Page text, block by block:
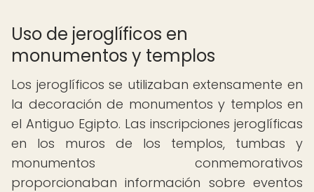
Uso de jeroglíficos en
monumentos y templos
Los jeroglíficos se utilizaban extensamente en
la decoración de monumentos y templos en
el Antiguo Egipto. Las inscripciones jeroglíficas
en los muros de los templos, tumbas y
monumentos conmemorativos
proporcionaban información sobre eventos